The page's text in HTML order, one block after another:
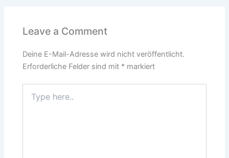
Leave a Comment
Deine E-Mail-Adresse wird nicht veröffentlicht.
Erforderliche Felder sind mit * markiert
here..